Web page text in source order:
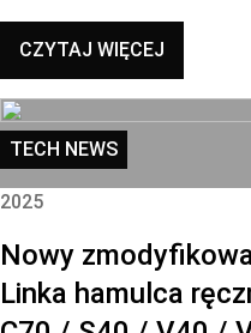
CZYTAJ WIĘCEJ
TECH NEWS
2025
Nowy
Linka hamulca